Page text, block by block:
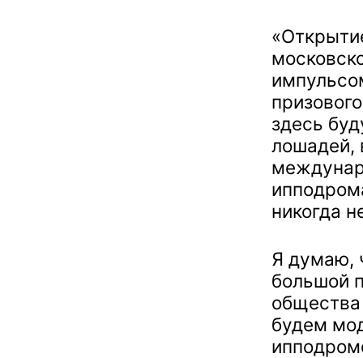
здесь
лошадей,
никогда
Я думаю,
большой
будем